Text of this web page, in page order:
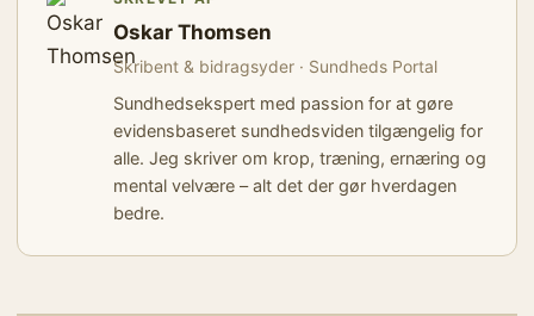
Oskar Thomsen
Skribent & bidragsyder · Sundheds Portal
Sundhedsekspert med passion for at gøre
evidensbaseret sundhedsviden tilgængelig for
alle. Jeg skriver om krop, træning, ernæring og
mental velvære – alt det der gør hverdagen
bedre.